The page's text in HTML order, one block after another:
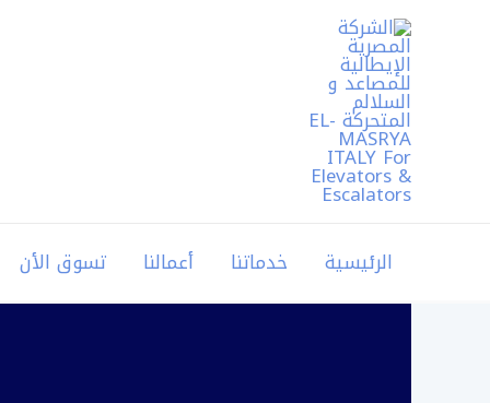
الرئيسية خدماتنا أعمالنا تسوق الأن